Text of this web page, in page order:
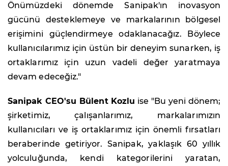
Önümüzdeki dönemde Sanipak'ın inovasyon
gücünü desteklemeye ve markalarının bölgesel
erişimini güçlendirmeye odaklanacağız. Böylece
kullanıcılarımız için üstün bir deneyim sunarken, iş
ortaklarımız için uzun vadeli değer yaratmaya
devam edeceğiz."
Sanipak CEO'su Bülent Kozlu ise "Bu yeni dönem;
şirketimiz, çalışanlarımız, markalarımızın
kullanıcıları ve iş ortaklarımız için önemli fırsatları
beraberinde getiriyor. Sanipak, yaklaşık 60 yıllık
yolculuğunda, kendi kategorilerini yaratan,